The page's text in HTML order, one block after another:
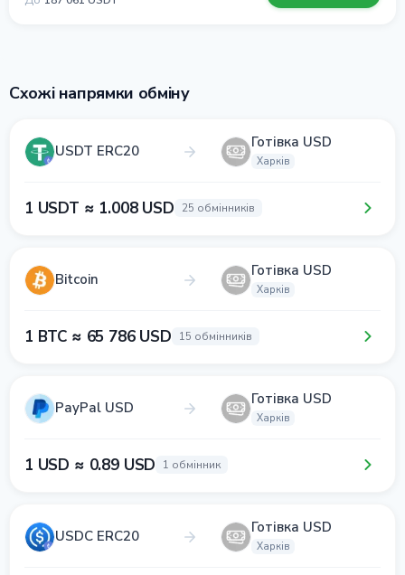
Схожі напрямки обміну
USDT ERC20 Готівка USD
Харків
1 USDT ≈ 1.008 USD 25 обмінників
Bitcoin Готівка USD
Харків
1 BTC ≈ 65 786 USD 15 обмінників
PayPal USD Готівка USD
Харків
1 USD ≈ 0.89 USD 1 обмінник
USDC ERC20 Готівка USD
Харків